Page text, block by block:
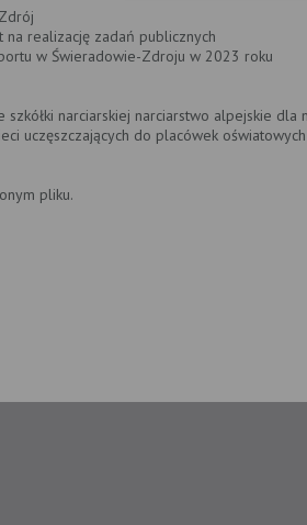
na realizację zadań publicznych
w Świeradowie-Zdroju w 2023 roku
narciarskiej narciarstwo alpejskie dla
uczęszczających do placówek
pliku.